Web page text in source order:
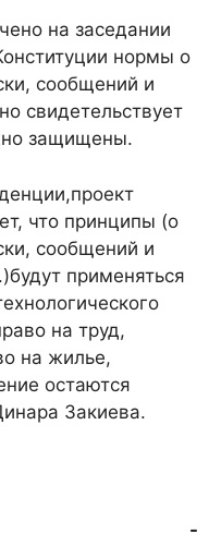
на заседании
нормы о
сообщений и
свидетельствует
защищены.
что принципы (о
сообщений и
применяться
на труд,
на жилье,
остаются
Закиева.
-